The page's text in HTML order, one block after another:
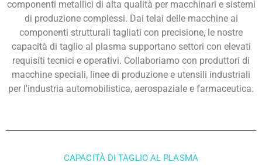
componenti metallici di alta qualità per macchinari e sistemi
di produzione complessi. Dai telai delle macchine ai
componenti strutturali tagliati con precisione, le nostre
capacità di taglio al plasma supportano settori con elevati
requisiti tecnici e operativi. Collaboriamo con produttori di
macchine speciali, linee di produzione e utensili industriali
per l'industria automobilistica, aerospaziale e farmaceutica.
CAPACITÀ DI TAGLIO AL PLASMA